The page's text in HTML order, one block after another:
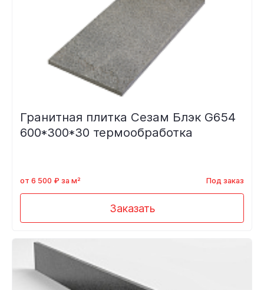
Гранитная плитка Сезам Блэк G654
600*300*30 термообработка
от 6 500 ₽ за м² Под заказ
Заказать